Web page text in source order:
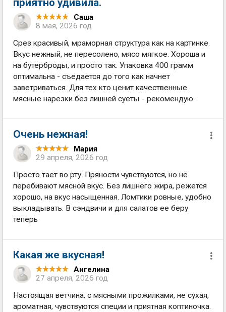
приятно удивила.
Саша
8 мая, 2026 год
Срез красивый, мраморная структура как на картинке.
Вкус нежный, не пересолено, мясо мягкое. Хороша и
на бутерброды, и просто так. Упаковка 400 грамм
оптимальна - съедается до того как начнет
заветриваться. Для тех кто ценит качественные
мясные нарезки без лишней суеты - рекомендую.
Очень нежная!
Мария
29 апреля, 2026 год
Просто тает во рту. Пряности чувствуются, но не
перебивают мясной вкус. Без лишнего жира, режется
хорошо, на вкус насыщенная. Ломтики ровные, удобно
выкладывать. В сэндвичи и для салатов ее беру
теперь
Какая же вкусная!
Ангелина
27 апреля, 2026 год
Настоящая ветчина, с мясными прожилками, не сухая,
ароматная, чувствуются специи и приятная коптиночка.